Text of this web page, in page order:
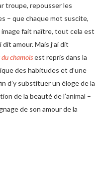
troupe, repousser les
– que chaque mot suscite,
fait naître, tout cela est
amour. Mais j’ai dit
chamoisest repris dans la
des habitudes et d’une
d’y substituer un éloge de la
de la beauté de l’animal –
de son amour de la